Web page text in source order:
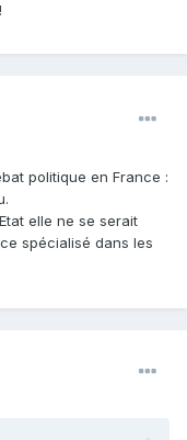
politique en France :
elle ne se serait
spécialisé dans les